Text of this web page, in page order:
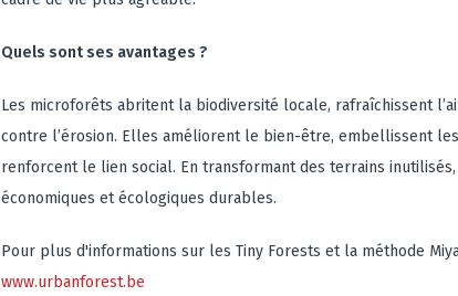
Quels sont ses avantages ?
Les microforêts abritent la biodiversité locale, rafraîchissent
contre l’érosion. Elles améliorent le bien-être, embellissent
renforcent le lien social. En transformant des terrains
économiques et écologiques durables.
Pour plus d'informations sur les Tiny Forests et la méthode
www.urbanforest.be